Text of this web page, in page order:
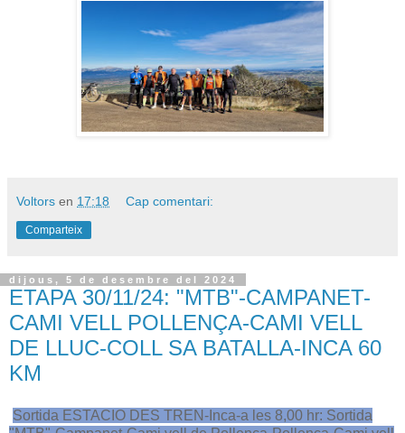
Voltors en 17:18 Cap comentari:
Comparteix
dijous, 5 de desembre del 2024
ETAPA 30/11/24: "MTB"-CAMPANET-
CAMI VELL POLLENÇA-CAMI VELL
DE LLUC-COLL SA BATALLA-INCA 60
KM
Sortida ESTACIO DES TREN-Inca-a les 8,00 hr: Sortida